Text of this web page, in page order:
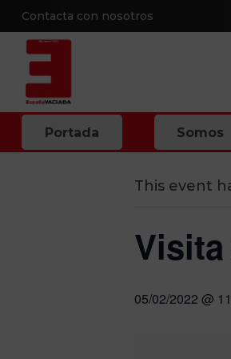
Contacta con nosotros
Portada Somos
« All Events
This event
05/02/2022 @